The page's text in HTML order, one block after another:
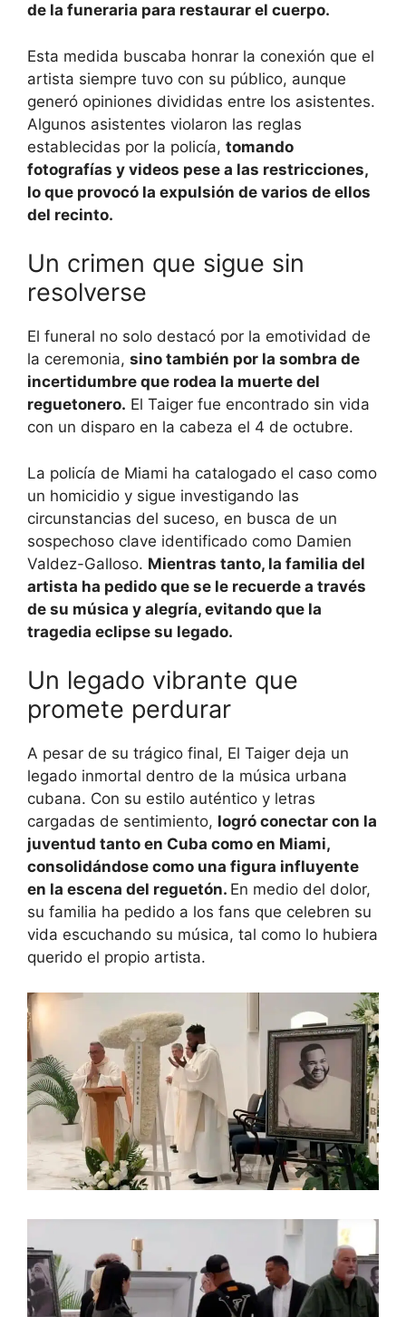
de la funeraria para restaurar el cuerpo.
Esta medida buscaba honrar la conexión que el
artista siempre tuvo con su público, aunque
generó opiniones divididas entre los asistentes.
Algunos asistentes violaron las reglas
establecidas por la policía, tomando
fotografías y videos pese a las restricciones,
lo que provocó la expulsión de varios de ellos
del recinto.
Un crimen que sigue sin
resolverse
El funeral no solo destacó por la emotividad de
la ceremonia, sino también por la sombra de
incertidumbre que rodea la muerte del
reguetonero. El Taiger fue encontrado sin vida
con un disparo en la cabeza el 4 de octubre.
La policía de Miami ha catalogado el caso como
un homicidio y sigue investigando las
circunstancias del suceso, en busca de un
sospechoso clave identificado como Damien
Valdez-Galloso. Mientras tanto, la familia del
artista ha pedido que se le recuerde a través
de su música y alegría, evitando que la
tragedia eclipse su legado.
Un legado vibrante que
promete perdurar
A pesar de su trágico final, El Taiger deja un
legado inmortal dentro de la música urbana
cubana. Con su estilo auténtico y letras
cargadas de sentimiento, logró conectar con la
juventud tanto en Cuba como en Miami,
consolidándose como una figura influyente
en la escena del reguetón. En medio del dolor,
su familia ha pedido a los fans que celebren su
vida escuchando su música, tal como lo hubiera
querido el propio artista.